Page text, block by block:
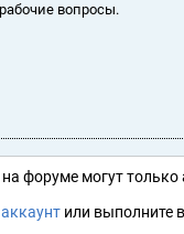
вопросы.
форуме могут
или выполните